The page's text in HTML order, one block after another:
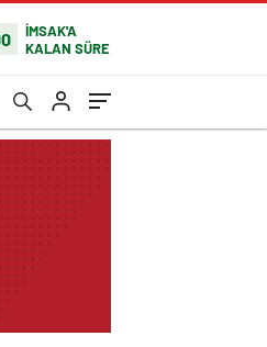
İMSAK'A
KALAN SÜRE